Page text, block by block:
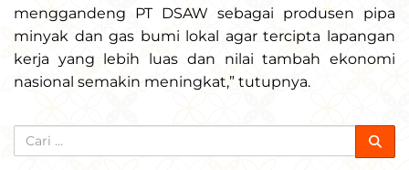
menggandeng PT DSAW sebagai produsen pipa
minyak dan gas bumi lokal agar tercipta lapangan
kerja yang lebih luas dan nilai tambah ekonomi
nasional semakin meningkat,” tutupnya.